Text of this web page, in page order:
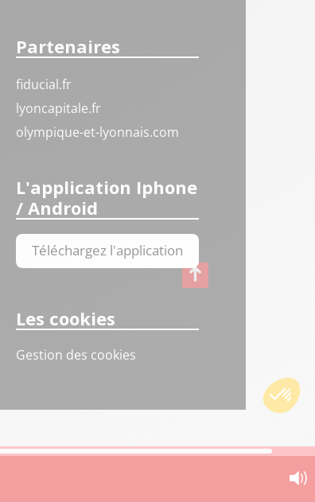
Partenaires
fiducial.fr
lyoncapitale.fr
olympique-et-lyonnais.com
L'application Iphone
/ Android
Téléchargez l'application
Les cookies
Gestion des cookies